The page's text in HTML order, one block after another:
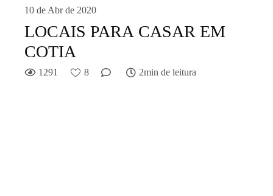
10 de Abr de 2020
LOCAIS PARA CASAR EM
COTIA
1291 8 2min de leitura